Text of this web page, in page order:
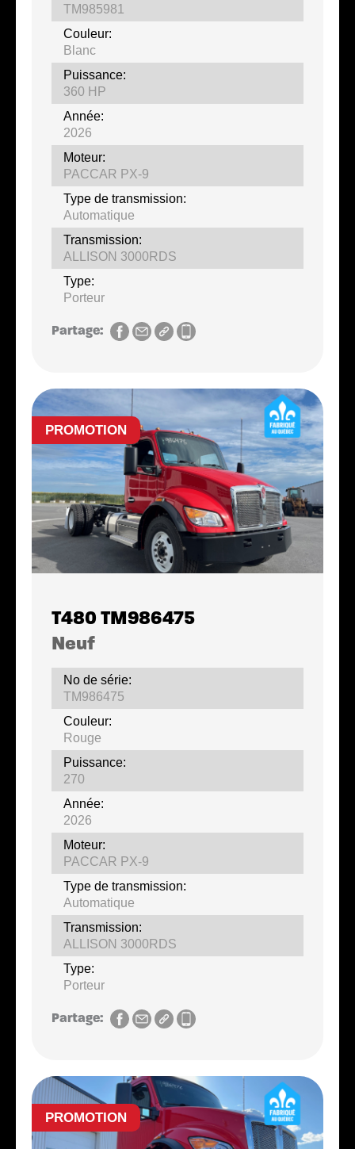
TM985981
Couleur:
Blanc
Puissance:
360 HP
Année:
2026
Moteur:
PACCAR PX-9
Type de transmission:
Automatique
Transmission:
ALLISON 3000RDS
Type:
Porteur
Partage:
PROMOTION
T480 TM986475
Neuf
No de série:
TM986475
Couleur:
Rouge
Puissance:
270
Année:
2026
Moteur:
PACCAR PX-9
Type de transmission:
Automatique
Transmission:
ALLISON 3000RDS
Type:
Porteur
Partage:
PROMOTION